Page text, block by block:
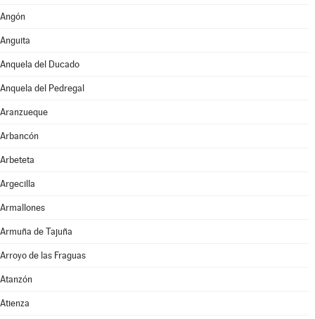
Angón
Anguita
Anquela del Ducado
Anquela del Pedregal
Aranzueque
Arbancón
Arbeteta
Argecilla
Armallones
Armuña de Tajuña
Arroyo de las Fraguas
Atanzón
Atienza